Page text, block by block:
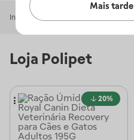
Mais tarde
Início Polipet
Loja Polipet
20%